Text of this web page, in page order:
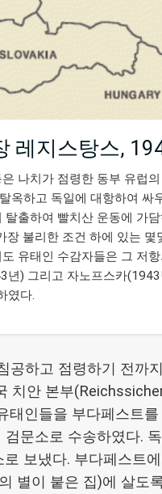
레지스탕스,
나치가 점령한 동부 유럽
옥하고 독일에 대항하여
출하여 빨치산 운동에 가
불리한 조건 하에 있는
유태인 수감자들은 그 저
) 그리고 자노프스카
였다.
공하고 점령하기 전까
치안 본부
인들을 부다페스트
문소로 수송하였다.
보냈다. 부다페스트
별이 붙은 집)에 살도